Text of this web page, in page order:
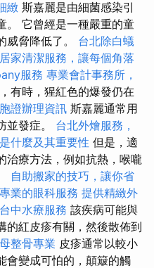
緻 斯嘉麗是由細菌感染引
。 它曾經是一種嚴重的童
威脅降低了。 台北除白蟻
居家清潔服務，讓每個角落
服務 專業會計事務所，
有時，猩紅色的爆發仍在
證辦理資訊 斯嘉麗通常用
並發症。 台北外燴服務，
什麼及其重要性 但是，適
治療方法，例如抗熱，喉嚨
自助搬家的技巧，讓你省
業的眼科服務 提供精緻外
台中水療服務 該疾病可能與
的紅皮疹有關，然後散佈到
整骨專業 皮疹通常以較小
會變成可怕的，顛簸的觸